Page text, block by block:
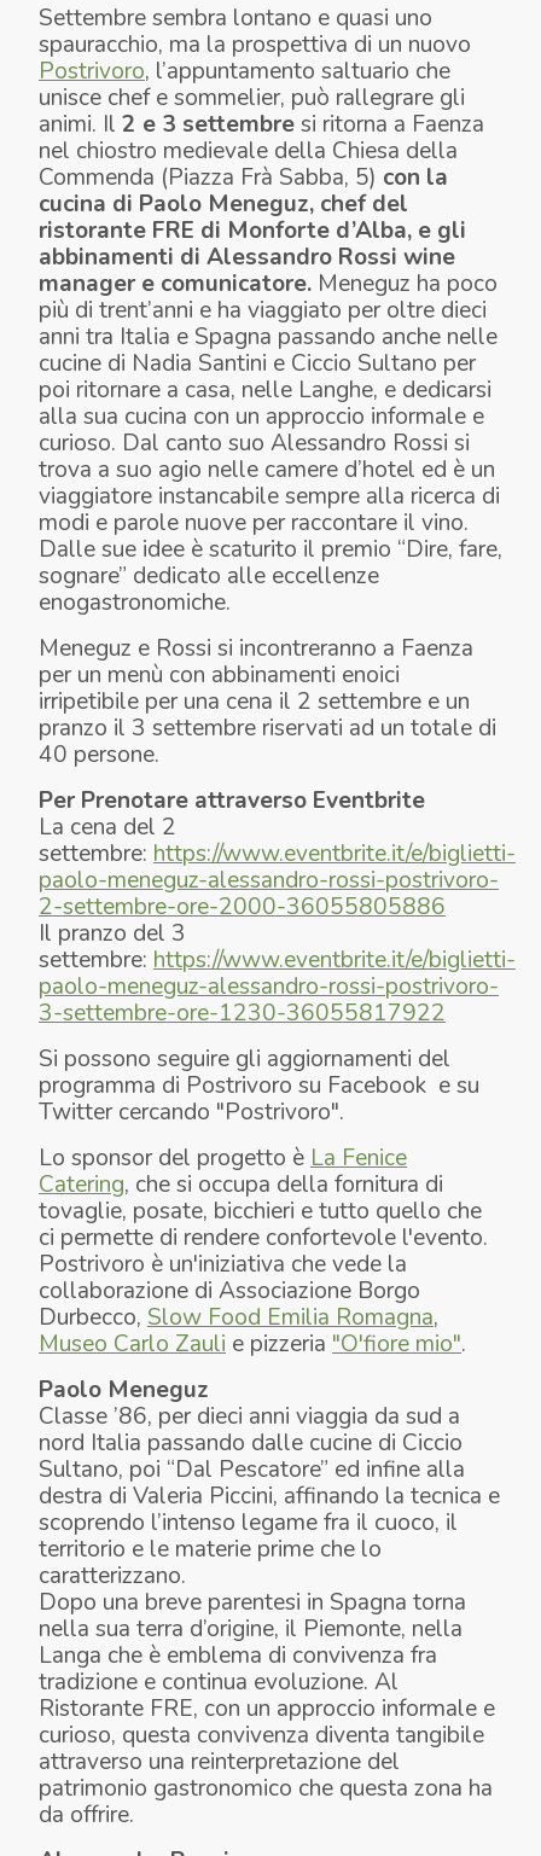
Settembre sembra lontano e quasi uno
spauracchio, ma la prospettiva di un nuovo
Postrivoro, l’appuntamento saltuario che
unisce chef e sommelier, può rallegrare gli
animi. Il 2 e 3 settembresi ritorna a Faenza
nel chiostro medievale della Chiesa della
Commenda (Piazza Frà Sabba, 5) con la
cucina di Paolo Meneguz, chef del
ristorante FRE di Monforte d’Alba, e gli
abbinamenti di Alessandro Rossi wine
manager e comunicatore. Meneguz ha poco
più di trent’anni e ha viaggiato per oltre dieci
anni tra Italia e Spagna passando anche nelle
cucine di Nadia Santini e Ciccio Sultano per
poi ritornare a casa, nelle Langhe, e dedicarsi
alla sua cucina con un approccio informale e
curioso. Dal canto suo Alessandro Rossi si
trova a suo agio nelle camere d’hotel ed è un
viaggiatore instancabile sempre alla ricerca di
modi e parole nuove per raccontare il vino.
Dalle sue idee è scaturito il premio “Dire, fare,
sognare” dedicato alle eccellenze
enogastronomiche.
Meneguz e Rossi si incontreranno a Faenza
per un menù con abbinamenti enoici
irripetibile per una cena il 2 settembre e un
pranzo il 3 settembre riservati ad un totale di
40 persone.
Per Prenotare attraverso Eventbrite
La cena del 2
settembre: https://www.eventbrite.it/e/biglietti-
paolo-meneguz-alessandro-rossi-postrivoro-
2-settembre-ore-2000-36055805886
Il pranzo del 3
settembre: https://www.eventbrite.it/e/biglietti-
paolo-meneguz-alessandro-rossi-postrivoro-
3-settembre-ore-1230-36055817922
Si possono seguire gli aggiornamenti del
programma di Postrivoro su Facebook e su
Twitter cercando "Postrivoro".
Lo sponsor del progetto è La Fenice
Catering, che si occupa della fornitura di
tovaglie, posate, bicchieri e tutto quello che
ci permette di rendere confortevole l'evento.
Postrivoro è un'iniziativa che vede la
collaborazione di Associazione Borgo
Durbecco, Slow Food Emilia Romagna,
Museo Carlo Zauli e pizzeria "O'fiore mio".
Paolo Meneguz
Classe ’86, per dieci anni viaggia da sud a
nord Italia passando dalle cucine di Ciccio
Sultano, poi “Dal Pescatore” ed infine alla
destra di Valeria Piccini, affinando la tecnica e
scoprendo l’intenso legame fra il cuoco, il
territorio e le materie prime che lo
caratterizzano.
Dopo una breve parentesi in Spagna torna
nella sua terra d’origine, il Piemonte, nella
Langa che è emblema di convivenza fra
tradizione e continua evoluzione. Al
Ristorante FRE, con un approccio informale e
curioso, questa convivenza diventa tangibile
attraverso una reinterpretazione del
patrimonio gastronomico che questa zona ha
da offrire.